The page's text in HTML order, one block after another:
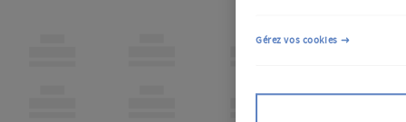
Gérez vos cookies